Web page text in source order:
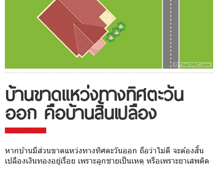
บ้านขาดแหว่งทางทิศตะวัน
ออก คือบ้านสิ้นเปลือง
หากบ้านมีส่วนขาดแหว่งทางทิศตะวันออก ถือว่าไม่ดี จะต้องสิ้น
เปลืองเงินทองอยู่เรื่อย เพราะลูกชายเป็นเหตุ หรือเพราะยาเสพติด